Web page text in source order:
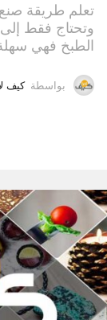
تعلم طريقة
وتحتاج فقط إلى
الطبخ فهي
بواسطة كيف